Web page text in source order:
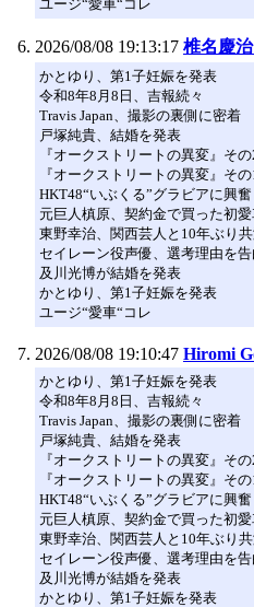
ユージ“愛車“コレ
2026/08/08 19:13:17 椎名慶
かとゆり、第1子妊娠を発表
令和8年8月8日、吉報続々
Travis Japan、撮影の裏側に密着
戸塚純貴、結婚を発表
『オークストリートの異変』その
『オークストリートの異変』その
HKT48“いぶくる”グラビアに興奮
元巨人槙原、契約金で買った初
東野幸治、関西芸人と10年ぶり
セイレーン役声優、選考理由を告
及川光博が結婚を発表
かとゆり、第1子妊娠を発表
ユージ“愛車“コレ
2026/08/08 19:10:47 Hiromi
かとゆり、第1子妊娠を発表
令和8年8月8日、吉報続々
Travis Japan、撮影の裏側に密着
戸塚純貴、結婚を発表
『オークストリートの異変』その
『オークストリートの異変』その
HKT48“いぶくる”グラビアに興奮
元巨人槙原、契約金で買った初
東野幸治、関西芸人と10年ぶり
セイレーン役声優、選考理由を告
及川光博が結婚を発表
かとゆり、第1子妊娠を発表